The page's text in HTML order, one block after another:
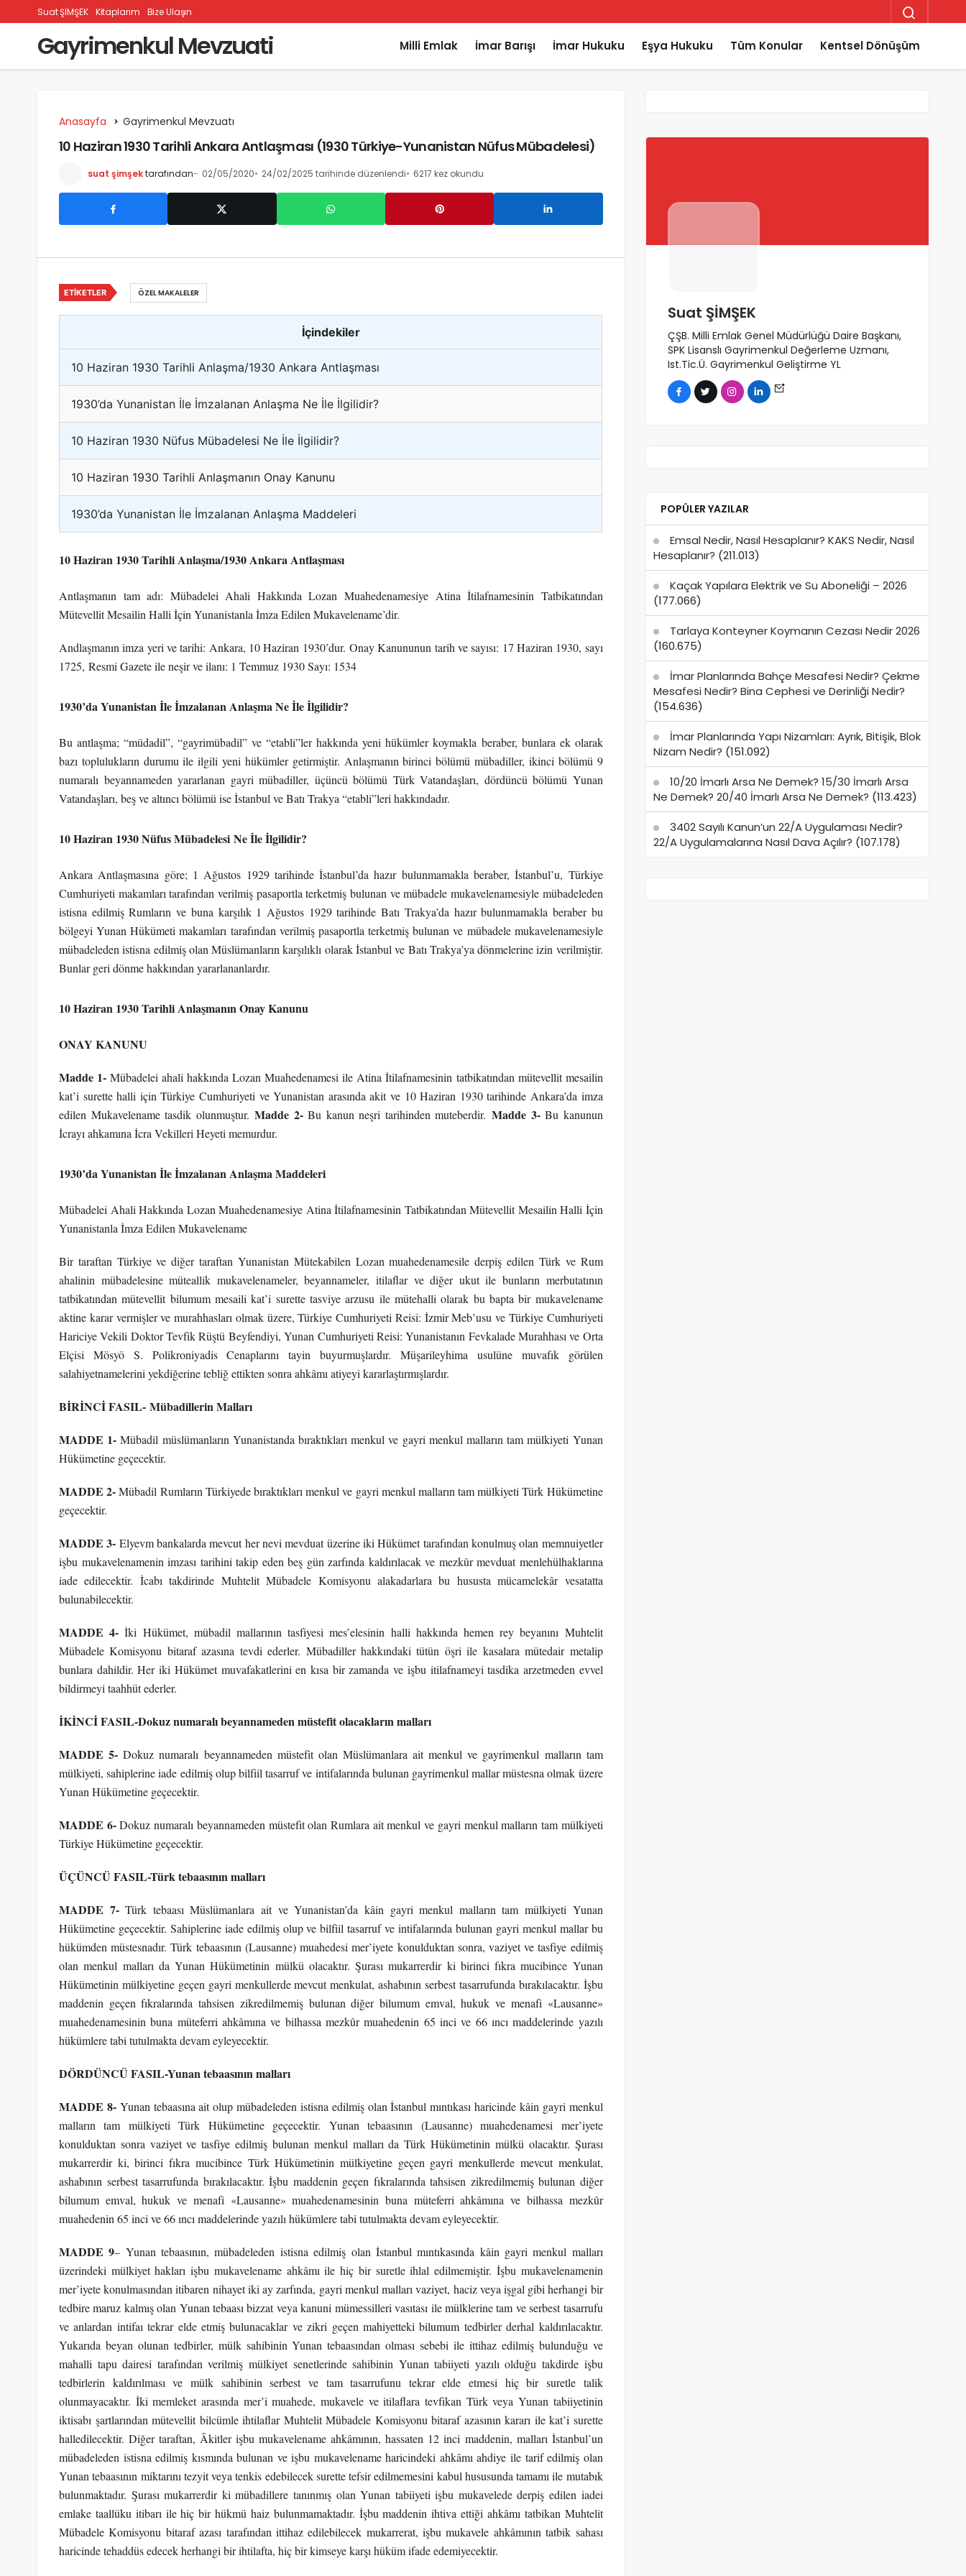
Suat ŞİMŞEK Kitaplarım Bize Ulaşın
Gayrimenkul Mevzuati Milli Emlak İmar Barışı İmar Hukuku Eşya Hukuku Tüm Konular Kentsel Dönüşüm
Anasayfa Gayrimenkul Mevzuatı
10 Haziran 1930 Tarihli Ankara Antlaşması (1930 Türkiye-Yunanistan Nüfus Mübadelesi)
suat şimşektarafından 02/05/2020 24/02/2025 tarihinde düzenlendi 6217 kez okundu
İçindekiler
10 Haziran 1930 Tarihli Anlaşma/1930 Ankara Antlaşması
1930’da Yunanistan İle İmzalanan Anlaşma Ne İle İlgilidir?
10 Haziran 1930 Nüfus Mübadelesi Ne İle İlgilidir?
10 Haziran 1930 Tarihli Anlaşmanın Onay Kanunu
1930’da Yunanistan İle İmzalanan Anlaşma Maddeleri
10 Haziran 1930 Tarihli Anlaşma/1930 Ankara Antlaşması
Antlaşmanın tam adı: Mübadelei Ahali Hakkında Lozan Muahedenamesiye Atina İtilafnamesinin Tatbikatından
Mütevellit Mesailin Halli İçin Yunanistanla İmza Edilen Mukavelename’dir.
Andlaşmanın imza yeri ve tarihi: Ankara, 10 Haziran 1930’dur. Onay Kanununun tarih ve sayısı: 17 Haziran 1930, sayı
1725, Resmi Gazete ile neşir ve ilanı: 1 Temmuz 1930 Sayı: 1534
1930’da Yunanistan İle İmzalanan Anlaşma Ne İle İlgilidir?
Bu antlaşma; “müdadil”, “gayrimübadil” ve “etabli”ler hakkında yeni hükümler koymakla beraber, bunlara ek olarak
bazı toplulukların durumu ile ilgili yeni hükümler getirmiştir. Anlaşmanın birinci bölümü mübadiller, ikinci bölümü 9
numaralı beyannameden yararlanan gayri mübadiller, üçüncü bölümü Türk Vatandaşları, dördüncü bölümü Yunan
Vatandaşları, beş ve altıncı bölümü ise İstanbul ve Batı Trakya “etabli”leri hakkındadır.
10 Haziran 1930 Nüfus Mübadelesi Ne İle İlgilidir?
Ankara Antlaşmasına göre; 1 Ağustos 1929 tarihinde İstanbul’da hazır bulunmamakla beraber, İstanbul’u, Türkiye
Cumhuriyeti makamları tarafından verilmiş pasaportla terketmiş bulunan ve mübadele mukavelenamesiyle mübadeleden
istisna edilmiş Rumların ve buna karşılık 1 Ağustos 1929 tarihinde Batı Trakya’da hazır bulunmamakla beraber bu
bölgeyi Yunan Hükümeti makamları tarafından verilmiş pasaportla terketmiş bulunan ve mübadele mukavelenamesiyle
mübadeleden istisna edilmiş olan Müslümanların karşılıklı olarak İstanbul ve Batı Trakya’ya dönmelerine izin verilmiştir.
Bunlar geri dönme hakkından yararlananlardır.
10 Haziran 1930 Tarihli Anlaşmanın Onay Kanunu
ONAY KANUNU
Madde 1-Mübadelei ahali hakkında Lozan Muahedenamesi ile Atina İtilafnamesinin tatbikatından mütevellit mesailin
kat’i surette halli için Türkiye Cumhuriyeti ve Yunanistan arasında akit ve 10 Haziran 1930 tarihinde Ankara’da imza
edilen Mukavelename tasdik olunmuştur.Madde 2-Bu kanun neşri tarihinden muteberdir.Madde 3-Bu kanunun
İcrayı ahkamına İcra Vekilleri Heyeti memurdur.
1930’da Yunanistan İle İmzalanan Anlaşma Maddeleri
Mübadelei Ahali Hakkında Lozan Muahedenamesiye Atina İtilafnamesinin Tatbikatından Mütevellit Mesailin Halli İçin
Yunanistanla İmza Edilen Mukavelename
Bir taraftan Türkiye ve diğer taraftan Yunanistan Mütekabilen Lozan muahedenamesile derpiş edilen Türk ve Rum
ahalinin mübadelesine müteallik mukavelenameler, beyannameler, itilaflar ve diğer ukut ile bunların merbutatının
tatbikatından mütevellit bilumum mesaili kat’i surette tasviye arzusu ile mütehalli olarak bu bapta bir mukavelename
aktine karar vermişler ve murahhasları olmak üzere, Türkiye Cumhuriyeti Reisi: İzmir Meb’usu ve Türkiye Cumhuriyeti
Hariciye Vekili Doktor Tevfik Rüştü Beyfendiyi, Yunan Cumhuriyeti Reisi: Yunanistanın Fevkalade Murahhası ve Orta
Elçisi Mösyö S. Polikroniyadis Cenaplarını tayin buyurmuşlardır. Müşarileyhima usulüne muvafık görülen
salahiyetnamelerini yekdiğerine tebliğ ettikten sonra ahkâmı atiyeyi kararlaştırmışlardır.
BİRİNCİ FASIL- Mübadillerin Malları
MADDE 1- Mübadil müslümanların Yunanistanda bıraktıkları menkul ve gayri menkul malların tam mülkiyeti Yunan
Hükümetine geçecektir.
MADDE 2-Mübadil Rumların Türkiyede bıraktıkları menkul ve gayri menkul malların tam mülkiyeti Türk Hükümetine
geçecektir.
MADDE 3- Elyevm bankalarda mevcut her nevi mevduat üzerine iki Hükümet tarafından konulmuş olan memnuiyetler
işbu mukavelenamenin imzası tarihini takip eden beş gün zarfında kaldırılacak ve mezkûr mevduat menlehülhaklarına
iade edilecektir. İcabı takdirinde Muhtelit Mübadele Komisyonu alakadarlara bu hususta mücamelekâr vesatatta
bulunabilecektir.
MADDE 4- İki Hükümet, mübadil mallarının tasfiyesi mes’elesinin halli hakkında hemen rey beyanını Muhtelit
Mübadele Komisyonu bitaraf azasına tevdi ederler. Mübadiller hakkındaki tütün öşri ile kasalara mütedair metalip
bunlara dahildir. Her iki Hükümet muvafakatlerini en kısa bir zamanda ve işbu itilafnameyi tasdika arzetmeden evvel
bildirmeyi taahhüt ederler.
İKİNCİ FASIL-Dokuz numaralı beyannameden müstefit olacakların malları
MADDE 5- Dokuz numaralı beyannameden müstefit olan Müslümanlara ait menkul ve gayrimenkul malların tam
mülkiyeti, sahiplerine iade edilmiş olup bilfiil tasarruf ve intifalarında bulunan gayrimenkul mallar müstesna olmak üzere
Yunan Hükümetine geçecektir.
MADDE 6-Dokuz numaralı beyannameden müstefit olan Rumlara ait menkul ve gayri menkul malların tam mülkiyeti
Türkiye Hükümetine geçecektir.
ÜÇÜNCÜ FASIL-Türk tebaasının malları
MADDE 7-Türk tebaası Müslümanlara ait ve Yunanistan’da kâin gayri menkul malların tam mülkiyeti Yunan
Hükümetine geçecektir. Sahiplerine iade edilmiş olup ve bilfiil tasarruf ve intifalarında bulunan gayri menkul mallar bu
hükümden müstesnadır. Türk tebaasının (Lausanne) muahedesi mer’iyete konulduktan sonra, vaziyet ve tasfiye edilmiş
olan menkul malları da Yunan Hükümetinin mülkü olacaktır. Şurası mukarrerdir ki birinci fıkra mucibince Yunan
Hükümetinin mülkiyetine geçen gayri menkullerde mevcut menkulat, ashabının serbest tasarrufunda bırakılacaktır. İşbu
maddenin geçen fıkralarında tahsisen zikredilmemiş bulunan diğer bilumum emval, hukuk ve menafi «Lausanne»
muahedenamesinin buna müteferri ahkâmına ve bilhassa mezkûr muahedenin 65 inci ve 66 ıncı maddelerinde yazılı
hükümlere tabi tutulmakta devam eyleyecektir.
DÖRDÜNCÜ FASIL-Yunan tebaasının malları
MADDE 8-Yunan tebaasına ait olup mübadeleden istisna edilmiş olan İstanbul mıntıkası haricinde kâin gayri menkul
malların tam mülkiyeti Türk Hükümetine geçecektir. Yunan tebaasının (Lausanne) muahedenamesi mer’iyete
konulduktan sonra vaziyet ve tasfiye edilmiş bulunan menkul malları da Türk Hükümetinin mülkü olacaktır. Şurası
mukarrerdir ki, birinci fıkra mucibince Türk Hükümetinin mülkiyetine geçen gayri menkullerde mevcut menkulat,
ashabının serbest tasarrufunda bırakılacaktır. İşbu maddenin geçen fıkralarında tahsisen zikredilmemiş bulunan diğer
bilumum emval, hukuk ve menafi «Lausanne» muahedenamesinin buna müteferri ahkâmına ve bilhassa mezkûr
muahedenin 65 inci ve 66 ıncı maddelerinde yazılı hükümlere tabi tutulmakta devam eyleyecektir.
MADDE 9– Yunan tebaasının, mübadeleden istisna edilmiş olan İstanbul mıntıkasında kâin gayri menkul malları
üzerindeki mülkiyet hakları işbu mukavelename ahkâmı ile hiç bir suretle ihlal edilmemiştir. İşbu mukavelenamenin
mer’iyete konulmasından itibaren nihayet iki ay zarfında, gayri menkul malları vaziyet, haciz veya işgal gibi herhangi bir
tedbire maruz kalmış olan Yunan tebaası bizzat veya kanuni mümessilleri vasıtası ile mülklerine tam ve serbest tasarrufu
ve anlardan intifaı tekrar elde etmiş bulunacaklar ve zikri geçen mahiyetteki bilumum tedbirler derhal kaldırılacaktır.
Yukarıda beyan olunan tedbirler, mülk sahibinin Yunan tebaasından olması sebebi ile ittihaz edilmiş bulunduğu ve
mahalli tapu dairesi tarafından verilmiş mülkiyet senetlerinde sahibinin Yunan tabiiyeti yazılı olduğu takdirde işbu
tedbirlerin kaldırılması ve mülk sahibinin serbest ve tam tasarrufunu tekrar elde etmesi hiç bir suretle talik
olunmayacaktır. İki memleket arasında mer’i muahede, mukavele ve itilaflara tevfikan Türk veya Yunan tabiiyetinin
iktisabı şartlarından mütevellit bilcümle ihtilaflar Muhtelit Mübadele Komisyonu bitaraf azasının kararı ile kat’i surette
halledilecektir. Diğer taraftan, Âkitler işbu mukavelename ahkâmının, hassaten 12 inci maddenin, malları İstanbul’un
mübadeleden istisna edilmiş kısmında bulunan ve işbu mukavelename haricindeki ahkâmı ahdiye ile tarif edilmiş olan
Yunan tebaasının miktarını tezyit veya tenkis edebilecek surette tefsir edilmemesini kabul hususunda tamamı ile mutabık
bulunmaktadır. Şurası mukarrerdir ki mübadillere tanınmış olan Yunan tabiiyeti işbu mukavelede derpiş edilen iadei
emlake taallüku itibarı ile hiç bir hükmü haiz bulunmamaktadır. İşbu maddenin ihtiva ettiği ahkâmı tatbikan Muhtelit
Mübadele Komisyonu bitaraf azası tarafından ittihaz edilebilecek mukarrerat, işbu mukavele ahkâmının tatbik sahası
haricinde tehaddüs edecek herhangi bir ihtilafta, hiç bir kimseye karşı hüküm ifade edemiyecektir.
ETIKETLER ÖZEL MAKALELER
Suat ŞİMŞEK
ÇŞB. Milli Emlak Genel Müdürlüğü Daire Başkanı,
SPK Lisanslı Gayrimenkul Değerleme Uzmanı,
Ist.Tic.Ü. Gayrimenkul Geliştirme YL
POPÜLER YAZILAR
Emsal Nedir, Nasıl Hesaplanır? KAKS Nedir, Nasıl
Hesaplanır? (211.013)
Kaçak Yapılara Elektrik ve Su Aboneliği – 2026
(177.066)
Tarlaya Konteyner Koymanın Cezası Nedir 2026
(160.675)
İmar Planlarında Bahçe Mesafesi Nedir? Çekme
Mesafesi Nedir? Bina Cephesi ve Derinliği Nedir?
(154.636)
İmar Planlarında Yapı Nizamları: Ayrık, Bitişik, Blok
Nizam Nedir? (151.092)
10/20 İmarlı Arsa Ne Demek? 15/30 İmarlı Arsa
Ne Demek? 20/40 İmarlı Arsa Ne Demek? (113.423)
3402 Sayılı Kanun’un 22/A Uygulaması Nedir?
22/A Uygulamalarına Nasıl Dava Açılır? (107.178)